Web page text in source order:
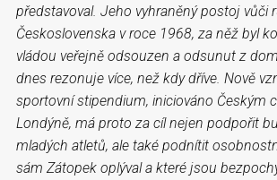
představoval. Jeho vyhraněný postoj vůči
Československa v roce 1968, za něž byl
vládou veřejně odsouzen a odsunut z
dnes rezonuje více, než kdy dříve. Nově
sportovní stipendium, iniciováno Českým
Londýně, má proto za cíl nejen podpořit
mladých atletů, ale také podnítit
sám Zátopek oplýval a které jsou